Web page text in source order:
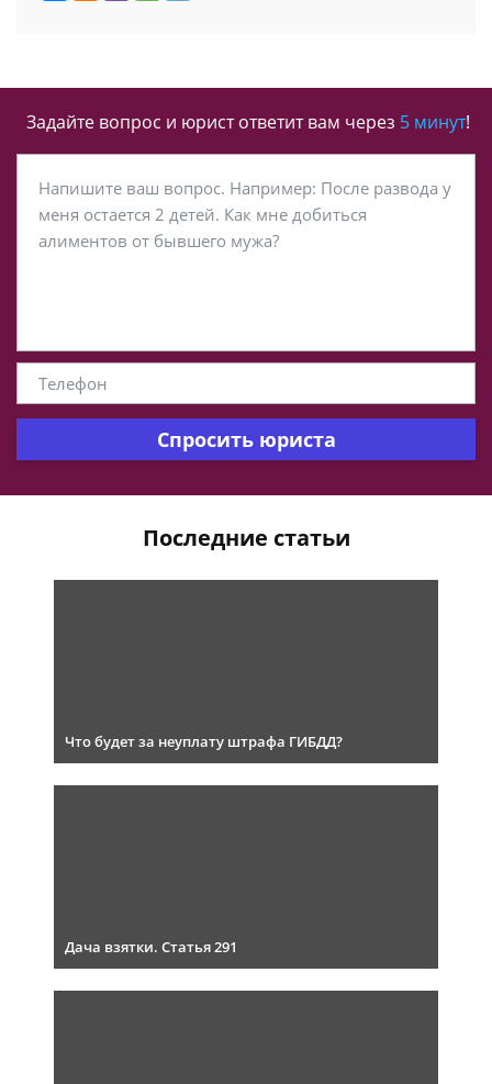
Задайте вопрос и юрист ответит вам через 5 минут!
Спросить юриста
Последние статьи
Что будет за неуплату штрафа ГИБДД?
Дача взятки. Статья 291